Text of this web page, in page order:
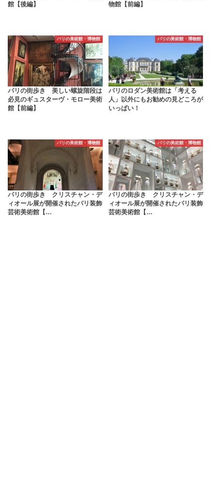
館【後編】
物館【前編】
パリの美術館・博物館
パリの街歩き 美しい螺旋階段は
必見のギュスターヴ・モロー美術
館【前編】
パリの美術館・博物館
パリのロダン美術館は「考える
人」以外にもお勧めの見どころが
いっぱい！
パリの美術館・博物館
パリの街歩き クリスチャン・デ
ィオール展が開催されたパリ装飾
芸術美術館【…
パリの美術館・博物館
パリの街歩き クリスチャン・デ
ィオール展が開催されたパリ装飾
芸術美術館【…